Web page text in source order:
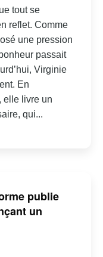
tout se
reflet. Comme
une pression
passait
Virginie
En
elle livre un
qui...
publie
un